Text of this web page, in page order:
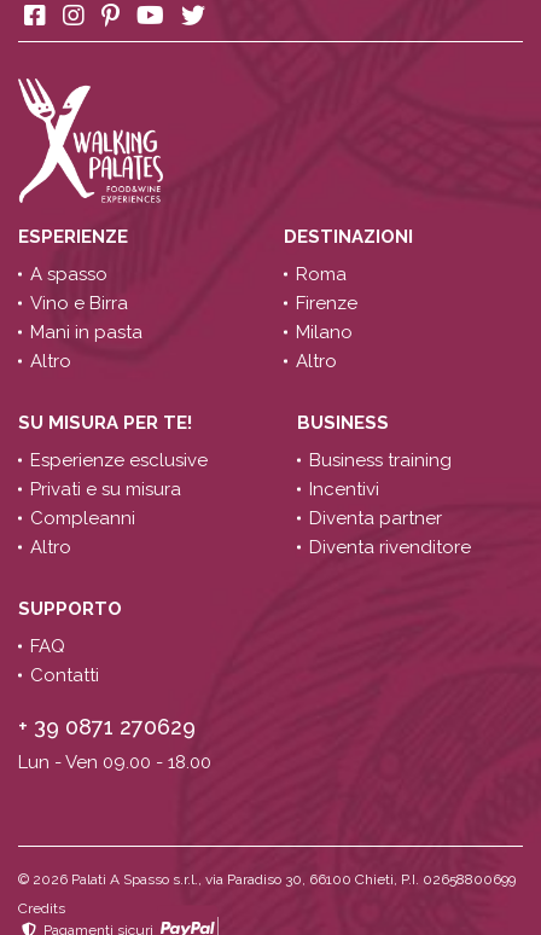
ESPERIENZE
A spasso
Vino e Birra
Mani in pasta
Altro
DESTINAZIONI
Roma
Firenze
Milano
Altro
SU MISURA PER TE!
Esperienze esclusive
Privati e su misura
Compleanni
Altro
BUSINESS
Business training
Incentivi
Diventa partner
Diventa rivenditore
SUPPORTO
FAQ
Contatti
+ 39 0871 270629
Lun - Ven 09.00 - 18.00
© 2026 Palati A Spasso s.r.l., via Paradiso 30, 66100 Chieti, P.I. 02658800699
Credits
Pagamenti sicuri